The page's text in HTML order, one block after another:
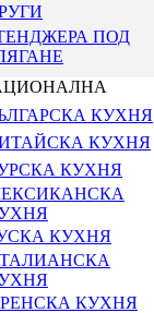
ПОД
КУХНЯ
КУХНЯ
КУХНЯ
КУХНЯ
КУХНЯ